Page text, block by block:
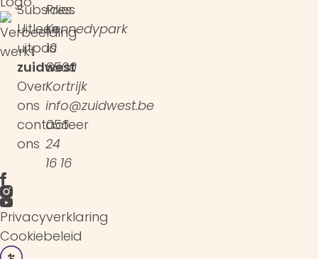
Subsidies
Uitleen
uitpas
zuidwest
Over
ons
contacteer
ons
Pres.
Kennedypark
10
8500
Kortrijk
info@zuidwest.be
056
24
16 16
Privacyverklaring
Cookiebeleid